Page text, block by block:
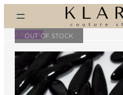
prie
turinio
AKCIJA!